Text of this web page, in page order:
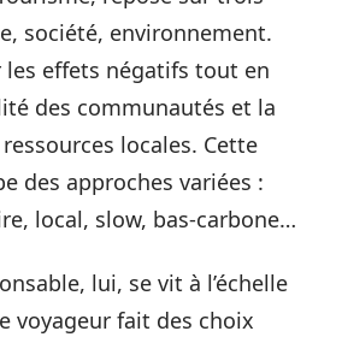
société, environnement.
les effets négatifs tout en
des communautés et la
locales. Cette
des approches variées :
local, slow, bas-carbone…
lui, se vit à l’échelle
voyageur fait des choix